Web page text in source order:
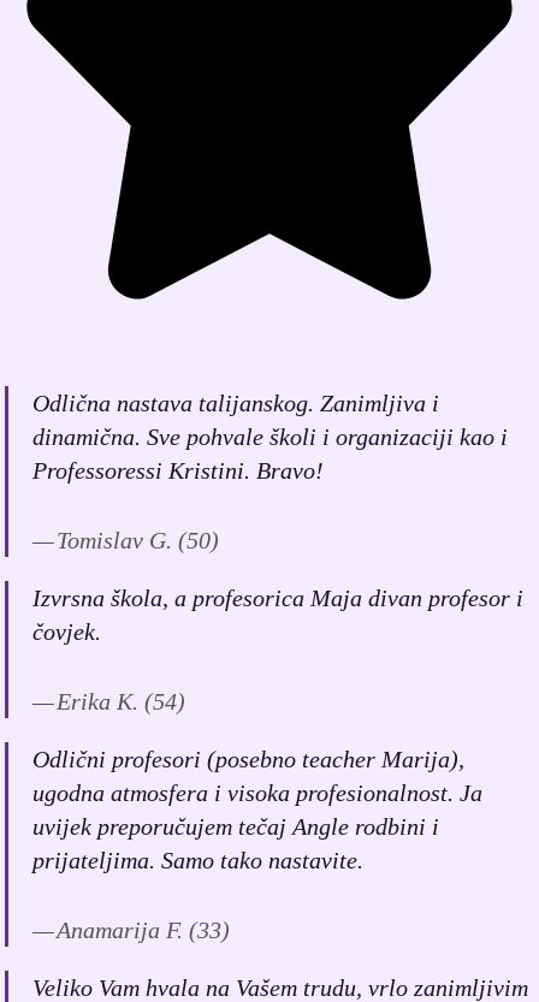
Odlična nastava talijanskog. Zanimljiva i
dinamična. Sve pohvale školi i organizaciji kao i
Professoressi Kristini. Bravo!
Tomislav G. (50)
Izvrsna škola, a profesorica Maja divan profesor i
čovjek.
Erika K. (54)
Odlični profesori (posebno teacher Marija),
ugodna atmosfera i visoka profesionalnost. Ja
uvijek preporučujem tečaj Angle rodbini i
prijateljima. Samo tako nastavite.
Anamarija F. (33)
Veliko Vam hvala na Vašem trudu, vrlo zanimljivim